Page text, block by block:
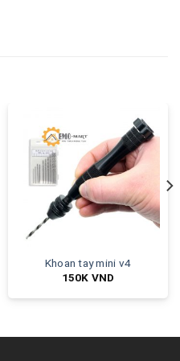
Khoan tay mini v4
150K VND